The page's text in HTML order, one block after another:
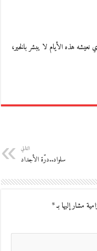
هذه الأيام لا يبشر بالخير،
التالي
سلواد..درّة الأجداد
مشار إليها بـ*